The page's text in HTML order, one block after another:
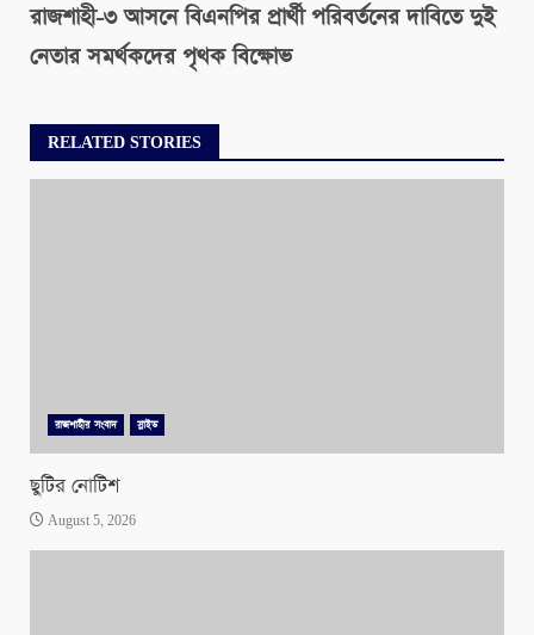
রাজশাহী-৩ আসনে বিএনপির প্রার্থী পরিবর্তনের দাবিতে দুই
নেতার সমর্থকদের পৃথক বিক্ষোভ
RELATED STORIES
রাজশাহীর সংবাদ স্লাইড
ছুটির নোটিশ
August 5, 2026